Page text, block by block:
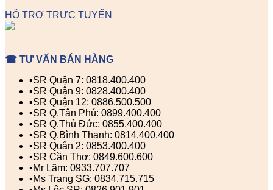
HỖ TRỢ TRỰC TUYẾN
☎ TƯ VẤN BÁN HÀNG
▪️SR Quận 7: 0818.400.400
▪️SR Quận 9: 0828.400.400
▪️SR Quận 12: 0886.500.500
▪️SR Q.Tân Phú: 0899.400.400
▪️SR Q.Thủ Đức: 0855.400.400
▪️SR Q.Bình Thạnh: 0814.400.400
▪️SR Quận 2: 0853.400.400
▪️SR Cần Thơ: 0849.600.600
▪️Mr Lãm: 0933.707.707
▪️Ms Trang SG: 0834.715.715